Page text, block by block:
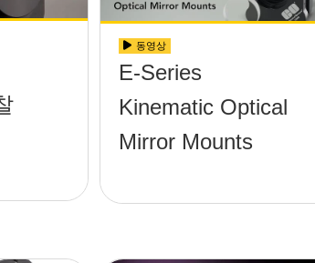
동영상
E-Series
Kinematic Optical
Mirror Mounts